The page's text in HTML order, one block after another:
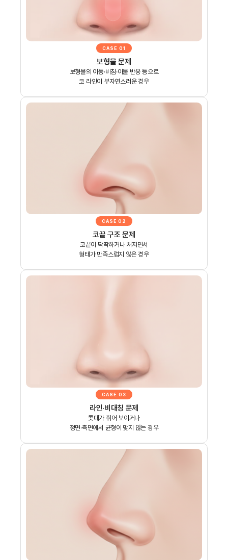
CASE 01
보형물 문제
보형물의 이동·비침·이물 반응 등으로
코 라인이 부자연스러운 경우
CASE 02
코끝 구조 문제
코끝이 딱딱하거나 처지면서
형태가 만족스럽지 않은 경우
CASE 03
라인·비대칭 문제
콧대가 휘어 보이거나
정면·측면에서 균형이 맞지 않는 경우